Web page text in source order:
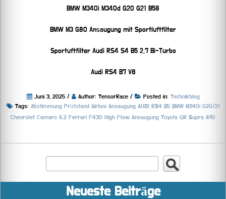
BMW M340i M340d G20 G21 B58
BMW M3 G80 Ansaugung mit Sportluftfilter
Sportuftfilter Audi RS4 S4 B5 2.7 Bi-Turbo
Audi RS4 B7 V8
Juni 3, 2025 / Author: TensorRace / Posted in: Technikblog
Tags: Abstimmung Prüfstand Airbox Ansaugung AUDI RS4 B5 BMW M340i G20/21
Chevrolet Camaro 6.2 Ferrari F430 High Flow Ansaugung Toyota GR Supra A90
Neueste Beiträge